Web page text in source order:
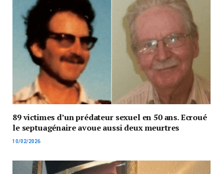
89 victimes d’un prédateur sexuel en 50 ans. Ecroué
le septuagénaire avoue aussi deux meurtres
10/02/2026